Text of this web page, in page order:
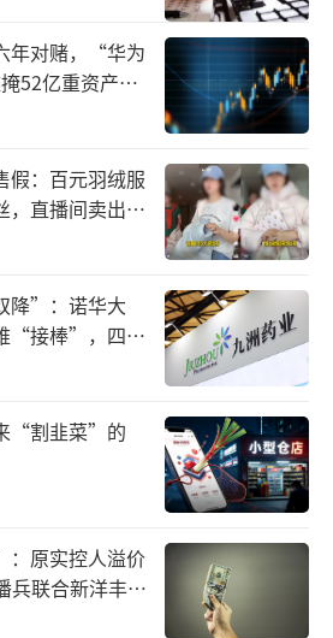
让千里科技“华为系高管天
首席执行官陈奇是前华为
人，深耕智驾研发；联席总
BU首任总裁，深谙技术落地
上擅长技术转市场的赵明，
地+变现”的黄金三角。
，1998年加入华为后从基层
总裁，执掌荣耀近10年，
联网手机标杆，更在华为剥
绝境重生，其商业操盘能力
核心能力。
，董事长印奇聚焦AI战略方
明则推进AI商业模式闭环，
、可盈利的业务，精准弥
强、商业化弱”的短板。
年对赌，“华为
52亿重资产考
：百元羽绒服
，直播间卖出超
降”：诺华大
“接棒”，四大
“割韭菜”的
原实控人溢价
联合新洋丰、